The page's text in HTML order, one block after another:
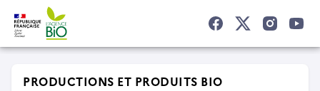
PRODUCTIONS ET PRODUITS BIO